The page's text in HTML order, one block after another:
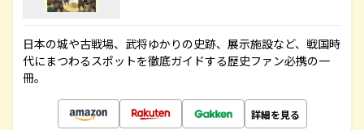
日本の城や古戦場、武将ゆかりの史跡、展示施設など、戦国時
代にまつわるスポットを徹底ガイドする歴史ファン必携の一
冊。
詳細を見る